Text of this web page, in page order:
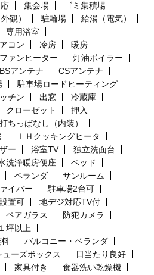
集会場
ゴミ集積場
観）
駐輪場
給湯（電気）
専用浴室
コン 冷房
暖房
ァンヒーター
灯油ボイラー
BSアンテナ
CSアンテナ
駐車場ロードヒーティング
チン 出窓
冷蔵庫
クローゼット
押入
ちっぱなし（内装）
ＩＨクッキングヒータ
ー 浴室TV
独立洗面台
洗浄暖房便座
ベッド
ベランダ
サンルーム
イバー
駐車場2台可
置可
地デジ対応TV付
ペアガラス
防犯カメラ
坪以上
バルコニー・ベランダ
ューズボックス
日当たり良好
家具付き
食器洗い乾燥機